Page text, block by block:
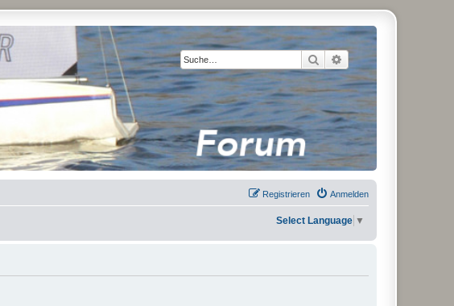
Suche Erweiterte Suche
Anmelden
Registrieren
Select Language ▼